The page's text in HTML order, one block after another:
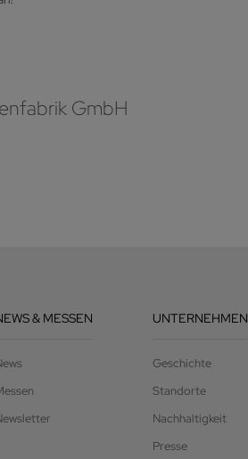
GmbH
& MESSEN UNTERNEHMEN
Geschichte
Standorte
Nachhaltigkeit
Presse